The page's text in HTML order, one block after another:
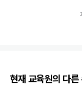
현재 교육원의 다